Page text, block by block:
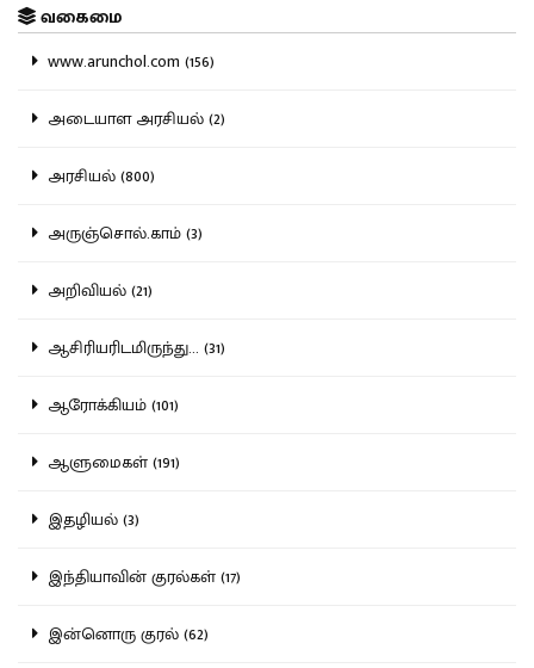
வகைமை
www.arunchol.com (156)
அடையாள அரசியல் (2)
அரசியல் (800)
அருஞ்சொல்.காம் (3)
அறிவியல் (21)
ஆசிரியரிடமிருந்து... (31)
ஆரோக்கியம் (101)
ஆளுமைகள் (191)
இதழியல் (3)
இந்தியாவின் குரல்கள் (17)
இன்னொரு குரல் (62)